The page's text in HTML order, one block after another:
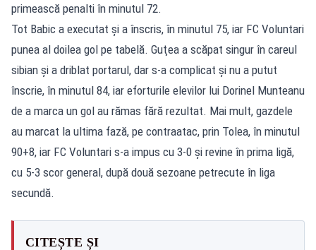
primească penalti în minutul 72.
Tot Babic a executat şi a înscris, în minutul 75, iar FC Voluntari
punea al doilea gol pe tabelă. Guţea a scăpat singur în careul
sibian şi a driblat portarul, dar s-a complicat şi nu a putut
înscrie, în minutul 84, iar eforturile elevilor lui Dorinel Munteanu
de a marca un gol au rămas fără rezultat. Mai mult, gazdele
au marcat la ultima fază, pe contraatac, prin Tolea, în minutul
90+8, iar FC Voluntari s-a impus cu 3-0 şi revine în prima ligă,
cu 5-3 scor general, după două sezoane petrecute în liga
secundă.
CITEȘTE ȘI